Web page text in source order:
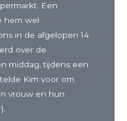
Een
hem wel
in de afgelopen 14
over de
middag, tijdens een
Kim voor om
vrouw en hun